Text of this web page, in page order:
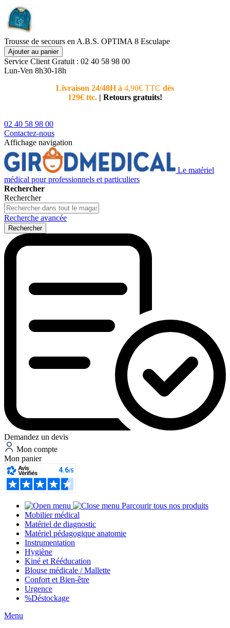
Trousse de secours en A.B.S. OPTIMA 8 Esculape
Ajouter au panier
Service Client Gratuit : 02 40 58 98 00
Lun-Ven 8h30-18h
Livraison 24/48H à 4,90€ TTC dès
129€ ttc. | Retours gratuits!
02 40 58 98 00
Contactez-nous
Affichage navigation
Le matériel
médical pour professionnels et particuliers
Rechercher
Rechercher
Recherche avancée
Rechercher
Demandez un devis
Mon compte
Mon panier
Parcourir tous nos produits
Mobilier médical
Matériel de diagnostic
Matériel pédagogique anatomie
Instrumentation
Hygiène
Kiné et Rééducation
Blouse médicale / Mallette
Confort et Bien-être
Urgence
%Déstockage
Menu